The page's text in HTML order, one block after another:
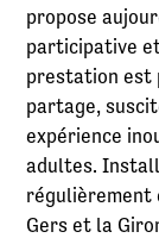
propose
participative
prestation est
partage,
expérience
adultes.
régulièrement
Gers et la